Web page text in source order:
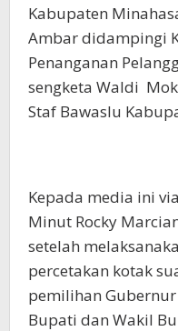
Kabupaten
Ambar didampingi
Penanganan
sengketa Waldi
Staf Bawaslu
Kepada media ini
Minut Rocky
setelah
percetakan kotak
pemilihan
Bupati dan Wakil